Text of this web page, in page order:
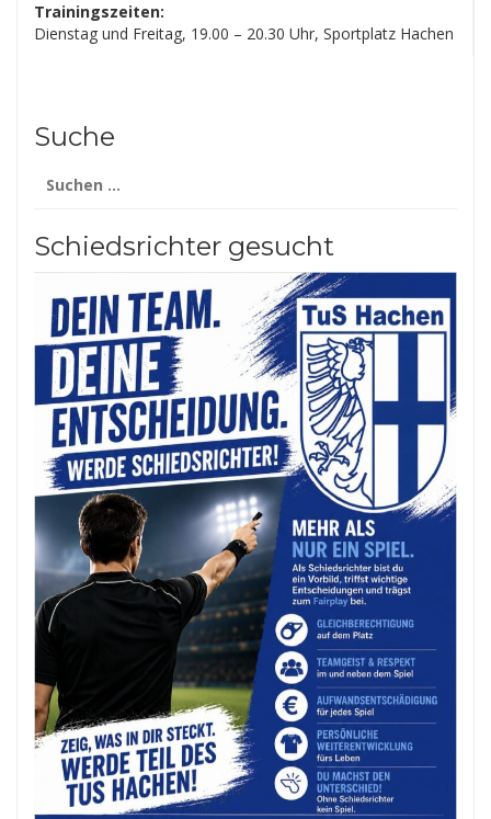
Trainingszeiten:
Dienstag und Freitag, 19.00 – 20.30 Uhr, Sportplatz Hachen
Suche
nach:
Schiedsrichter gesucht